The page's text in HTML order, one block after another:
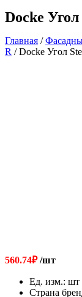
Docke
Главная /
R / Docke Угол
560.74₽/шт
Ед. изм.: шт
Страна